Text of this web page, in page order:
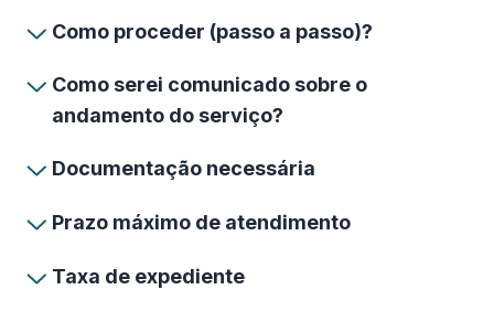
Como proceder (passo a passo)?
Como serei comunicado sobre o
andamento do serviço?
Documentação necessária
Prazo máximo de atendimento
Taxa de expediente